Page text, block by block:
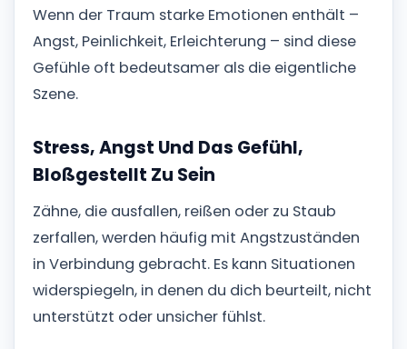
Wenn der Traum starke Emotionen enthält –
Angst, Peinlichkeit, Erleichterung – sind diese
Gefühle oft bedeutsamer als die eigentliche
Szene.
Stress, Angst Und Das Gefühl,
Bloßgestellt Zu Sein
Zähne, die ausfallen, reißen oder zu Staub
zerfallen, werden häufig mit Angstzuständen
in Verbindung gebracht. Es kann Situationen
widerspiegeln, in denen du dich beurteilt, nicht
unterstützt oder unsicher fühlst.